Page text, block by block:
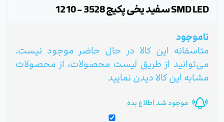
SMD LED سفید یخی پکیج 3528 - 1210
ناموجود
متاسفانه این کالا در حال حاضر موجود نیست.
می‌توانید از طریق لیست محصولات، از محصولات
مشابه این کالا دیدن نمایید
موجود شد اطلاع بده